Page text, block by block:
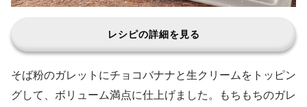
レシピの詳細を見る
そば粉のガレットにチョコバナナと生クリームをトッピン
グして、ボリューム満点に仕上げました。もちもちのガレ